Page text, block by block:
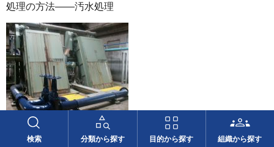
検索 分類から探す 目的から探す 組織から探す
処理の方法――汚水処理